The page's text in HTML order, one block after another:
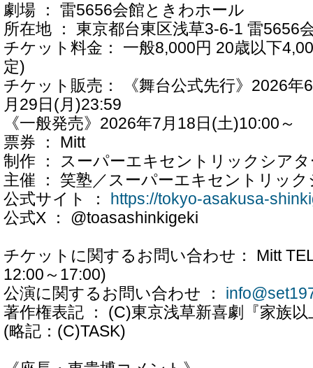
劇場 ： 雷5656会館ときわホール
所在地 ： 東京都台東区浅草3-6-1 雷5656
チケット料金： 一般8,000円 20歳以下
定)
チケット販売： 《舞台公式先行》2026年
月29日(月)23:59
《一般発売》2026年7月18日(土)10:00～
票券 ： Mitt
制作 ： スーパーエキセントリックシア
主催 ： 笑塾／スーパーエキセントリッ
公式サイト ：
https://tokyo-asakusa-
公式X ： @toasashinkigeki
チケットに関するお問い合わせ： Mitt
12:00～17:00)
公演に関するお問い合わせ ：
著作権表記 ： (C)東京浅草新喜劇『家族
(略記：(C)TASK)